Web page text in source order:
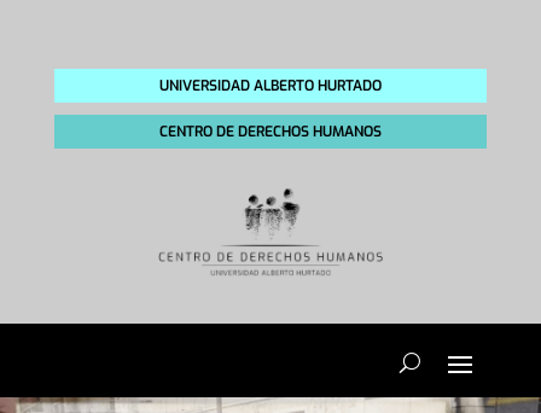
UNIVERSIDAD ALBERTO HURTADO
CENTRO DE DERECHOS HUMANOS